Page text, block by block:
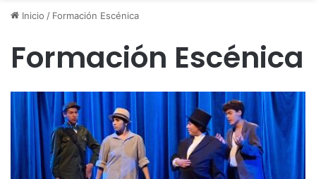
Inicio / Formación Escénica
Formación Escénica